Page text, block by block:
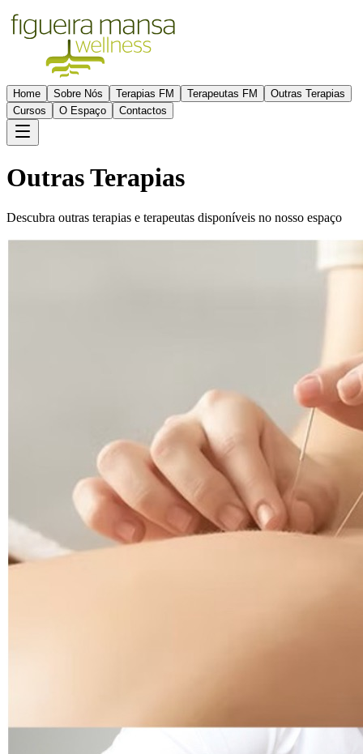
Home Sobre Nós Terapias FM Terapeutas FM
Outras Terapias
Cursos
O Espaço Contactos
Outras Terapias
Descubra outras terapias e terapeutas disponíveis no nosso espaço